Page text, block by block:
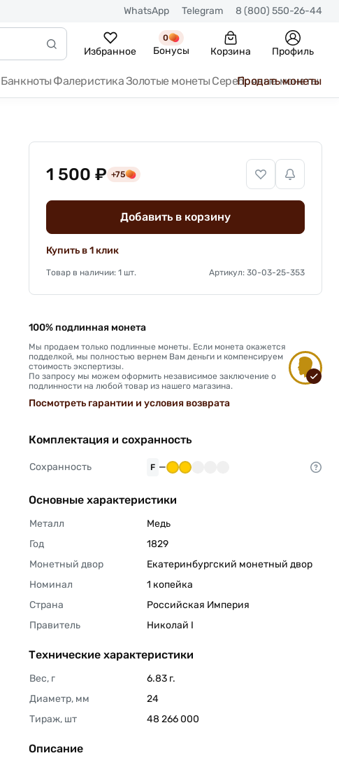
WhatsApp Telegram 8 (800) 550-26-44
Избранное
0
Бонусы Корзина Профиль
Банкноты ФалеристикаЗолотые монеты Серебряные монеты
Продать монеты
1 500 ₽ +75
Добавить в корзину
Купить в 1 клик
Товар в наличии: 1 шт. Артикул: 30-03-25-353
100% подлинная монета
Мы продаем только подлинные монеты. Если монета окажется
подделкой, мы полностью вернем Вам деньги и компенсируем
стоимость экспертизы.
По запросу мы можем оформить независимое заключение о
подлинности на любой товар из нашего магазина.
Посмотреть гарантии и условия возврата
Комплектация и сохранность
Сохранность F —
Основные характеристики
Металл
Медь
Год
1829
Монетный двор
Екатеринбургский монетный двор
Номинал
1 копейка
Страна
Российская Империя
Правитель
Николай I
Технические характеристики
Вес, г
6.83 г.
Диаметр, мм
24
Тираж, шт
48 266 000
Описание